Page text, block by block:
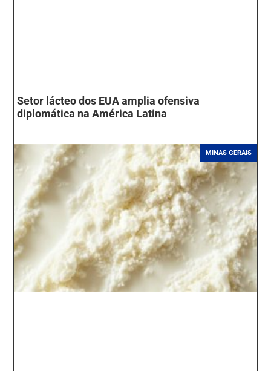
Setor lácteo dos EUA amplia ofensiva
diplomática na América Latina
MINAS GERAIS